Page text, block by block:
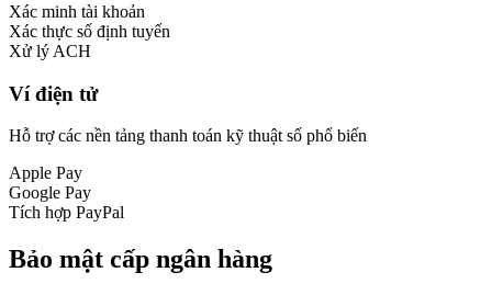
Xác minh tài khoản
Xác thực số định tuyến
Xử lý ACH
Ví điện tử
Hỗ trợ các nền tảng thanh toán kỹ thuật số phổ biến
Apple Pay
Google Pay
Tích hợp PayPal
Bảo mật cấp ngân hàng